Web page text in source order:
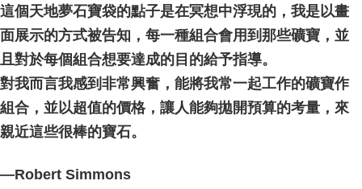
這個天地夢石寶袋的點子是在冥想中浮現的，我是以畫
面展示的方式被告知，每一種組合會用到那些礦寶，並
且對於每個組合想要達成的目的給予指導。
對我而言我感到非常興奮，能將我常一起工作的礦寶作
組合，並以超值的價格，讓人能夠拋開預算的考量，來
親近這些很棒的寶石。
—Robert Simmons